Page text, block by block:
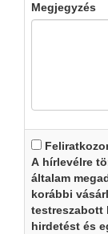
Megjegyzés
A hírlevélre
általam
korábbi
testreszabott
hirdetést és